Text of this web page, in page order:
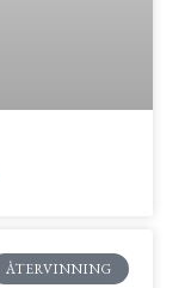
ÅTERVINNING